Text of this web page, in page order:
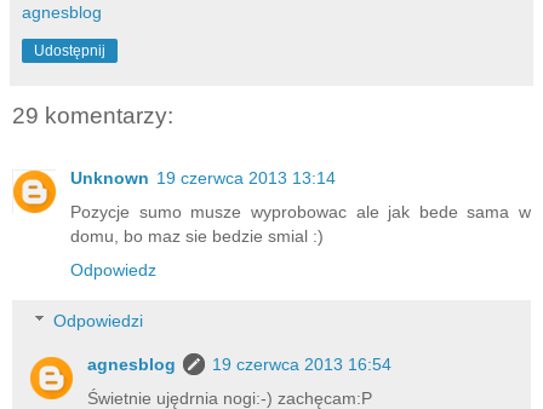
agnesblog
Udostępnij
29 komentarzy:
Unknown 19 czerwca 2013 13:14
Pozycje sumo musze wyprobowac ale jak bede sama w
domu, bo maz sie bedzie smial :)
Odpowiedz
Odpowiedzi
agnesblog
19 czerwca 2013 16:54
Świetnie ujędrnia nogi:-) zachęcam:P